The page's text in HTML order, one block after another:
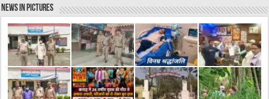
News in Pictures